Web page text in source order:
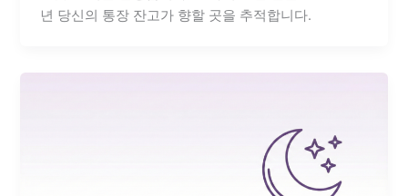
년 당신의 통장 잔고가 향할 곳을 추적합니다.